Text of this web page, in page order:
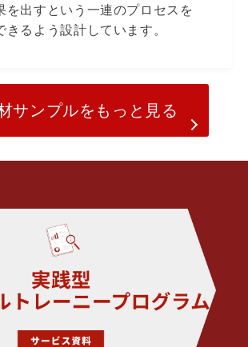
を出すという一連のプロセスを
きるよう設計しています。
サンプルをもっと見る